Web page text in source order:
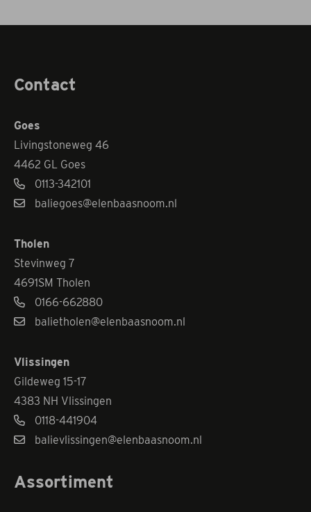
Contact
Goes
Livingstoneweg 46
4462 GL Goes
0113-342101
baliegoes@elenbaasnoom.nl
Tholen
Stevinweg 7
4691SM Tholen
0166-662880
balietholen@elenbaasnoom.nl
Vlissingen
Gildeweg 15-17
4383 NH Vlissingen
0118-441904
balievlissingen@elenbaasnoom.nl
Assortiment